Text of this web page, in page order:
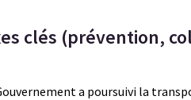
clés (prévention,
a poursuivi la